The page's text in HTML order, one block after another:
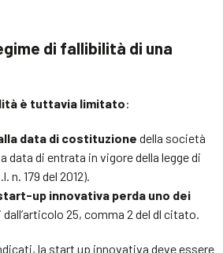
di fallibilità di una
è tuttavia limitato:
data di costituzione della società
data di entrata in vigore della legge di
n. 179 del 2012).
up innovativa perda uno dei
25, comma 2 del dl citato.
la start up innovativa deve essere